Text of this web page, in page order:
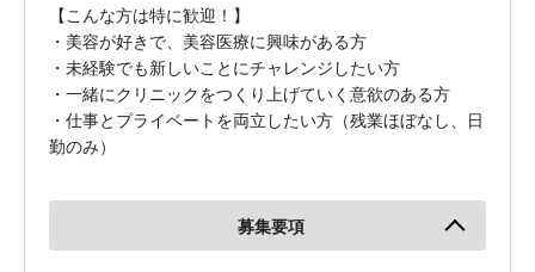
【こんな方は特に歓迎！】
・美容が好きで、美容医療に興味がある方
・未経験でも新しいことにチャレンジしたい方
・一緒にクリニックをつくり上げていく意欲のある方
・仕事とプライベートを両立したい方（残業ほぼなし、日
勤のみ）
募集要項